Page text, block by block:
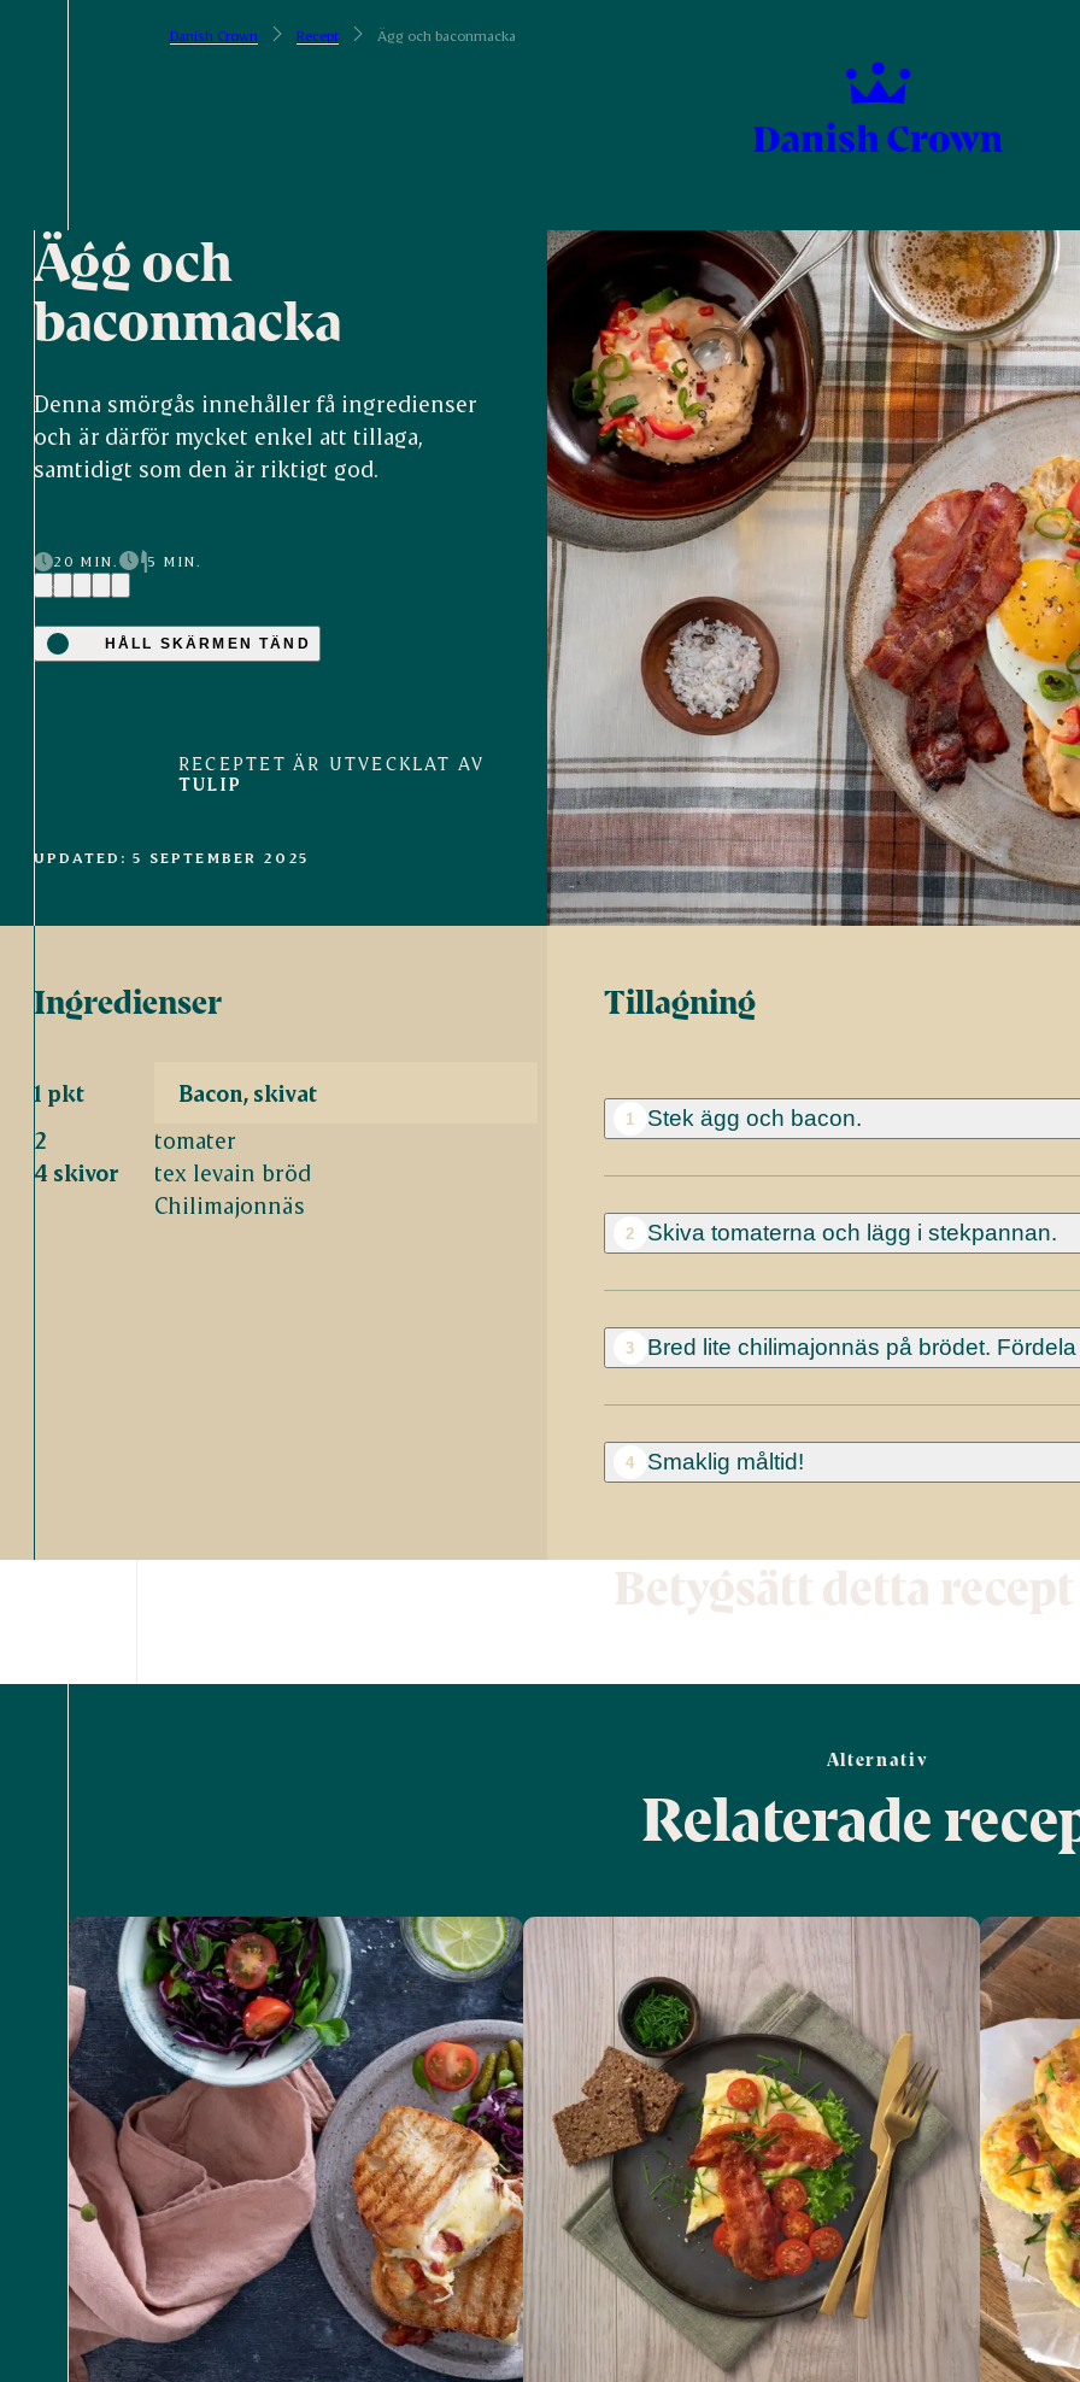
Danish Crown Recept Ägg och baconmacka
Ägg och
baconmacka
Denna smörgås innehåller få ingredienser
och är därför mycket enkel att tillaga,
samtidigt som den är riktigt god.
20 MIN.
5 MIN.
(6)
HÅLL SKÄRMEN TÄND
RECEPTET ÄR UTVECKLAT AV
TULIP
UPDATED: 5 SEPTEMBER 2025
Ingredienser
1 pkt
Bacon, skivat
2
tomater
4 skivor
tex levain bröd
Chilimajonnäs
Tillagning
1 Stek ägg och bacon.
2 Skiva tomaterna och lägg i stekpannan.
3 Bred lite chilimajonnäs på brödet.
4 Smaklig måltid!
Betygsätt detta recept
Alternativ
Relaterade